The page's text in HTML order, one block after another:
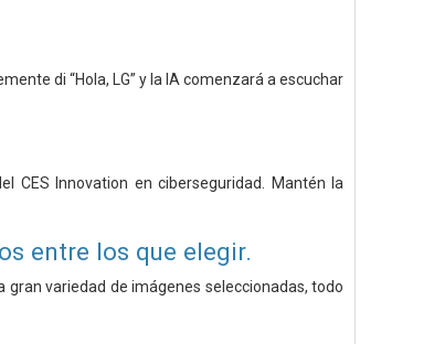
di “Hola, LG” y la IA comenzará a escuchar
CES Innovation en ciberseguridad. Mantén la
entre los que elegir.
gran variedad de imágenes seleccionadas, todo